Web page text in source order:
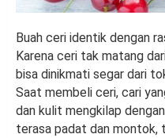
Buah ceri identik dengan
Karena ceri tak matang
bisa dinikmati segar dari
Saat membeli ceri, cari
dan kulit mengkilap
terasa padat dan montok,